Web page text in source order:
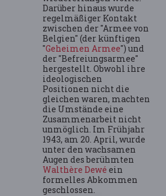
Darüber hinaus wurde
regelmäßiger Kontakt
zwischen der "Armee von
Belgien" (der künftigen
"Geheimen Armee") und
der "Befreiungsarmee"
hergestellt. Obwohl ihre
ideologischen
Positionen nicht die
gleichen waren, machten
die Umstände eine
Zusammenarbeit nicht
unmöglich. Im Frühjahr
1943, am 20. April, wurde
unter den wachsamen
Augen des berühmten
Walthère Dewé ein
formelles Abkommen
geschlossen.